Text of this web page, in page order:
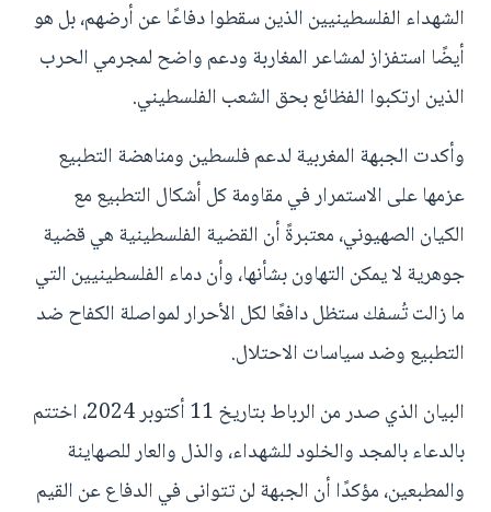
الشهداء الفلسطينيين الذين سقطوا دفاعًا عن أرضهم، بل هو
أيضًا استفزاز لمشاعر المغاربة ودعم واضح لمجرمي الحرب
الذين ارتكبوا الفظائع بحق الشعب الفلسطيني.
وأكدت الجبهة المغربية لدعم فلسطين ومناهضة التطبيع
عزمها على الاستمرار في مقاومة كل أشكال التطبيع مع
الكيان الصهيوني، معتبرةً أن القضية الفلسطينية هي قضية
جوهرية لا يمكن التهاون بشأنها، وأن دماء الفلسطينيين التي
ما زالت تُسفك ستظل دافعًا لكل الأحرار لمواصلة الكفاح ضد
التطبيع وضد سياسات الاحتلال.
البيان الذي صدر من الرباط بتاريخ 11 أكتوبر 2024، اختتم
بالدعاء بالمجد والخلود للشهداء، والذل والعار للصهاينة
والمطبعين، مؤكدًا أن الجبهة لن تتوانى في الدفاع عن القيم